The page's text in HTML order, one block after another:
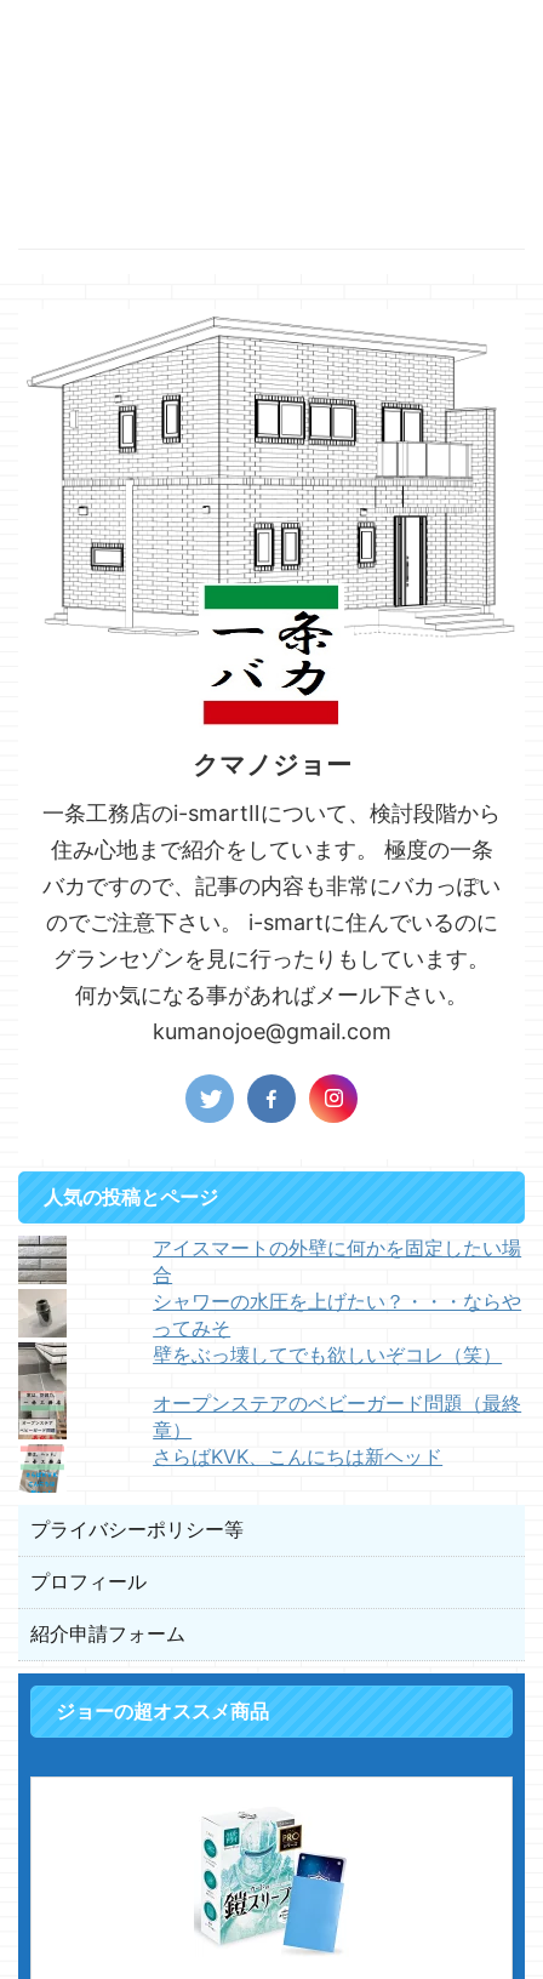
クマノジョー
一条工務店のi-smartⅡについて、検討段階から
住み心地まで紹介をしています。 極度の一条
バカですので、記事の内容も非常にバカっぽい
のでご注意下さい。 i-smartに住んでいるのに
グランセゾンを見に行ったりもしています。
何か気になる事があればメール下さい。
kumanojoe@gmail.com
人気の投稿とページ
アイスマートの外壁に何かを固定したい場
合
シャワーの水圧を上げたい？・・・ならや
ってみそ
壁をぶっ壊してでも欲しいぞコレ（笑）
オープンステアのベビーガード問題（最終
章）
さらばKVK、こんにちは新ヘッド
プライバシーポリシー等
プロフィール
紹介申請フォーム
ジョーの超オススメ商品